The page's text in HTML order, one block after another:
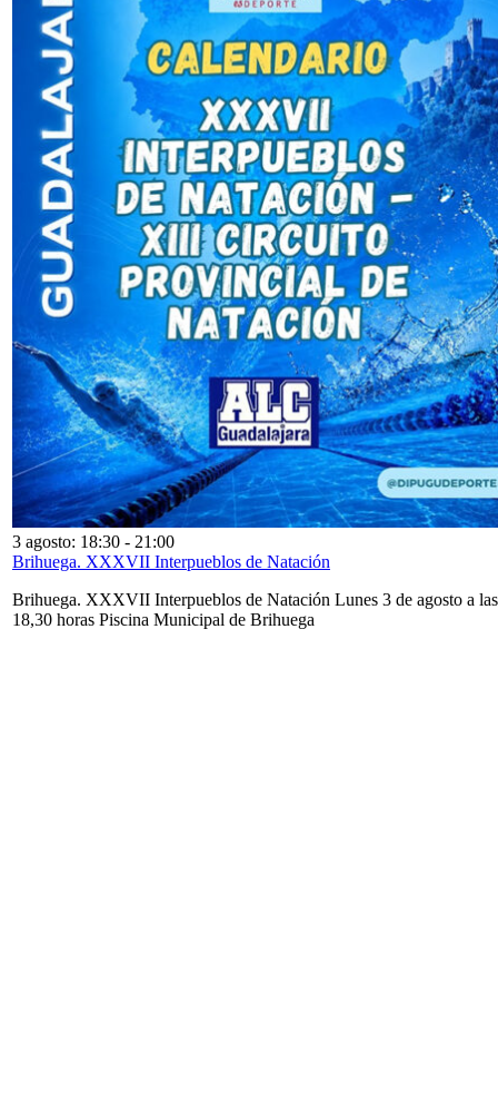
3 agosto: 18:30 - 21:00
Brihuega. XXXVII Interpueblos de Natación
Brihuega. XXXVII Interpueblos de Natación Lunes 3 de agosto a las
18,30 horas Piscina Municipal de Brihuega